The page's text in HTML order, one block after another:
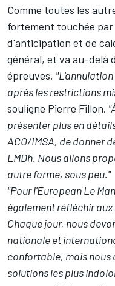
Comme toutes les
fortement touchée
d'anticipation et de
général, et va au-delà
épreuves.
après les restrictions
souligne Pierre Fillon.
présenter plus en
ACO/IMSA, de donner
LMDh. Nous allons
autre forme, sous peu."
"Pour l'European Le
également réfléchir
Chaque jour, nous
nationale et
confortable, mais nous
solutions les plus